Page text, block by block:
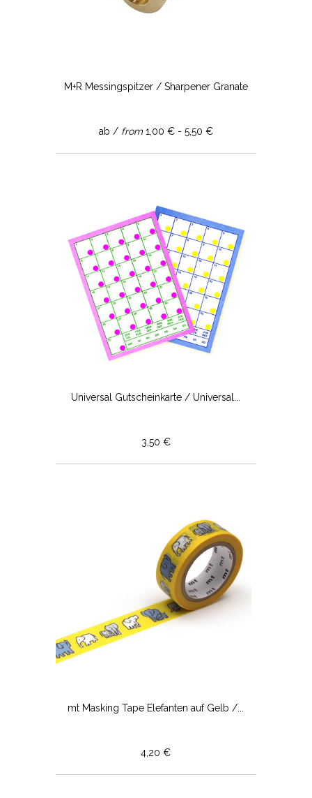
M+R Messingspitzer / Sharpener Granate
ab / from1,00 € - 5,50 €
Universal Gutscheinkarte / Universal...
3,50 €
mt Masking Tape Elefanten auf Gelb /...
4,20 €